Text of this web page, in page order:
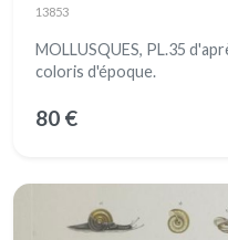
13853
MOLLUSQUES, PL.35
coloris d'époque.
80 €